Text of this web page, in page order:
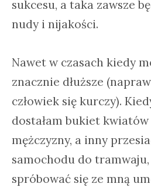
sukcesu, a taka zawsze
nudy i nijakości.
Nawet w czasach kiedy
znacznie dłuższe
człowiek się kurczy).
dostałam bukiet
mężczyzny, a inny
samochodu do
spróbować się ze mną